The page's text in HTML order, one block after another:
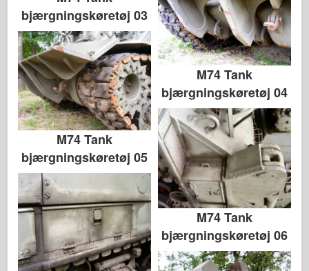
bjærgningskøretøj 03
M74 Tank
bjærgningskøretøj 04
M74 Tank
bjærgningskøretøj 05
M74 Tank
bjærgningskøretøj 06